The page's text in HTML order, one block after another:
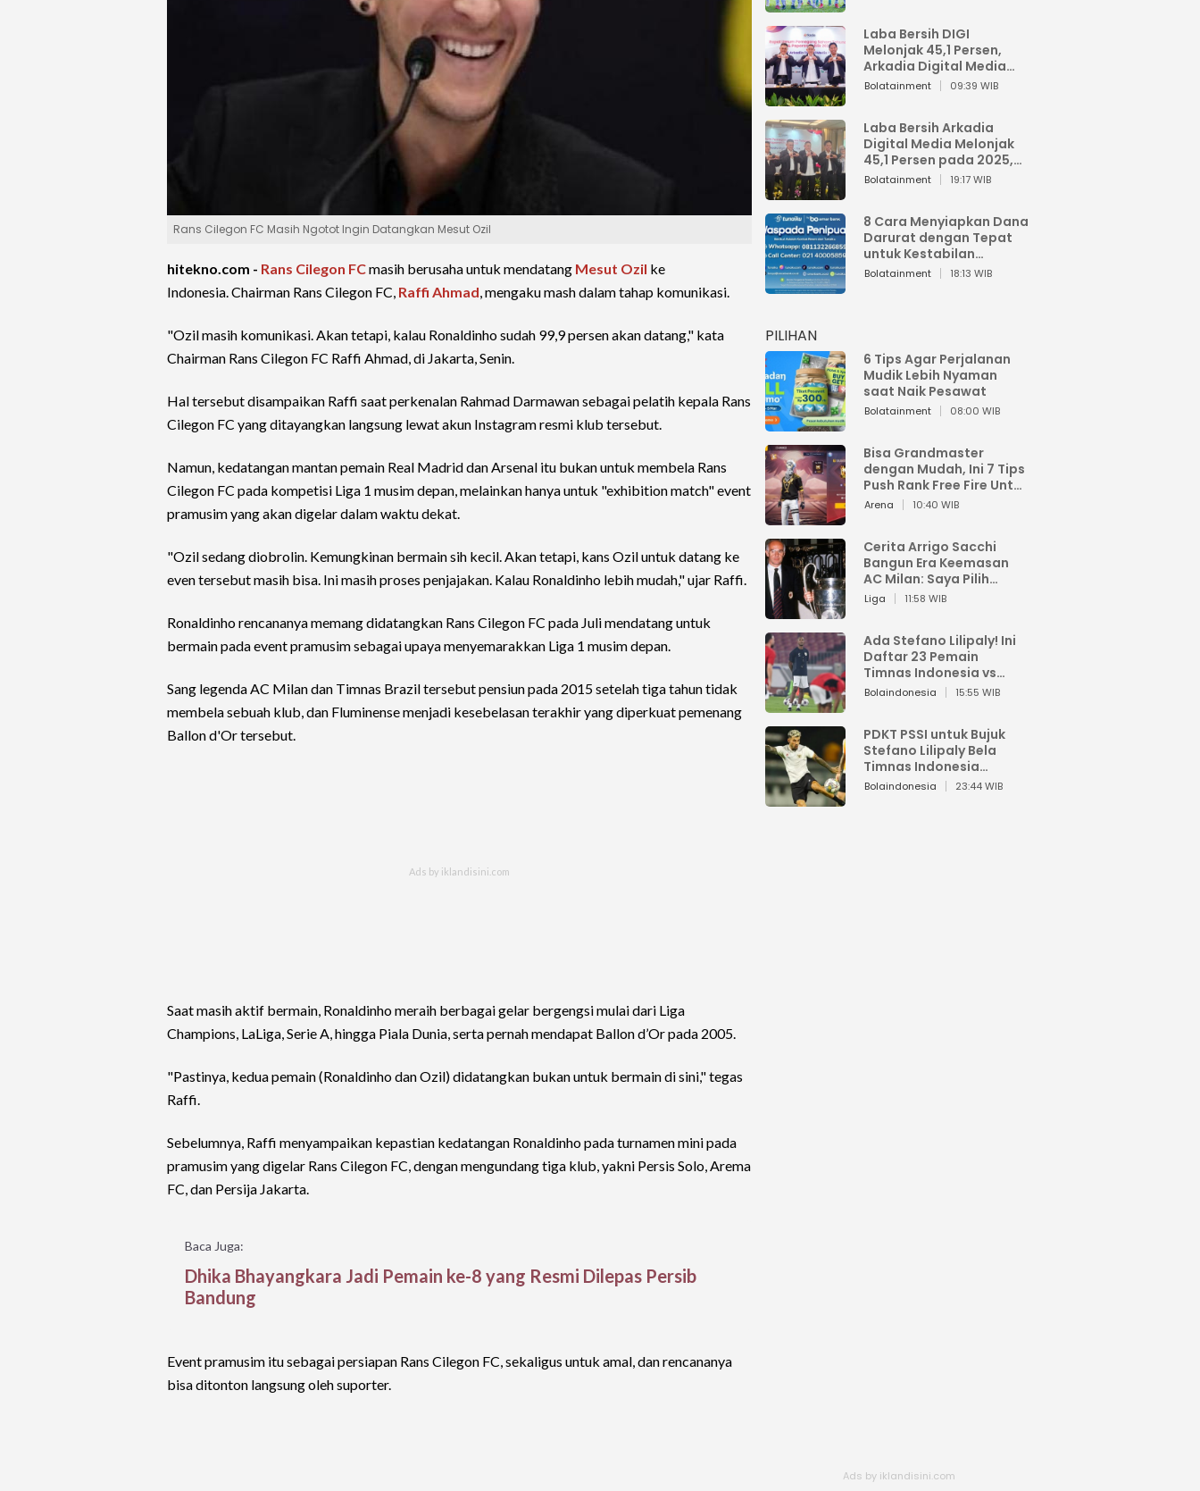
Rans Cilegon FC Masih Ngotot Ingin Datangkan Mesut Ozil
hitekno.com - Rans Cilegon FCmasih berusaha untuk mendatang Mesut Ozil ke
Indonesia. Chairman Rans Cilegon FC, Raffi Ahmad, mengaku mash dalam tahap komunikasi.
"Ozil masih komunikasi. Akan tetapi, kalau Ronaldinho sudah 99,9 persen akan datang," kata
Chairman Rans Cilegon FC Raffi Ahmad, di Jakarta, Senin.
Hal tersebut disampaikan Raffi saat perkenalan Rahmad Darmawan sebagai pelatih kepala Rans
Cilegon FC yang ditayangkan langsung lewat akun Instagram resmi klub tersebut.
Namun, kedatangan mantan pemain Real Madrid dan Arsenal itu bukan untuk membela Rans
Cilegon FC pada kompetisi Liga 1 musim depan, melainkan hanya untuk "exhibition match" event
pramusim yang akan digelar dalam waktu dekat.
"Ozil sedang diobrolin. Kemungkinan bermain sih kecil. Akan tetapi, kans Ozil untuk datang ke
even tersebut masih bisa. Ini masih proses penjajakan. Kalau Ronaldinho lebih mudah," ujar Raffi.
Ronaldinho rencananya memang didatangkan Rans Cilegon FC pada Juli mendatang untuk
bermain pada event pramusim sebagai upaya menyemarakkan Liga 1 musim depan.
Sang legenda AC Milan dan Timnas Brazil tersebut pensiun pada 2015 setelah tiga tahun tidak
membela sebuah klub, dan Fluminense menjadi kesebelasan terakhir yang diperkuat pemenang
Ballon d'Or tersebut.
Saat masih aktif bermain, Ronaldinho meraih berbagai gelar bergengsi mulai dari Liga
Champions, LaLiga, Serie A, hingga Piala Dunia, serta pernah mendapat Ballon d’Or pada 2005.
"Pastinya, kedua pemain (Ronaldinho dan Ozil) didatangkan bukan untuk bermain di sini," tegas
Raffi.
Sebelumnya, Raffi menyampaikan kepastian kedatangan Ronaldinho pada turnamen mini pada
pramusim yang digelar Rans Cilegon FC, dengan mengundang tiga klub, yakni Persis Solo, Arema
FC, dan Persija Jakarta.
Baca Juga:
Dhika Bhayangkara Jadi Pemain ke-8 yang Resmi Dilepas Persib
Bandung
Event pramusim itu sebagai persiapan Rans Cilegon FC, sekaligus untuk amal, dan rencananya
bisa ditonton langsung oleh suporter.
Laba Bersih DIGI
Melonjak 45,1 Persen,
Arkadia Digital Media
Perkuat Bisnis AI dan
Bolatainment 09:39 WIB
Laba Bersih Arkadia
Digital Media Melonjak
45,1 Persen pada 2025,
Sentuh Rp1,76 Miliar
Bolatainment 19:17 WIB
8 Cara Menyiapkan Dana
Darurat dengan Tepat
untuk Kestabilan
Keuangan
Bolatainment 18:13 WIB
PILIHAN
6 Tips Agar Perjalanan
Mudik Lebih Nyaman
saat Naik Pesawat
Bolatainment 08:00 WIB
Bisa Grandmaster
dengan Mudah, Ini 7 Tips
Push Rank Free Fire Untuk
Pemula
Arena 10:40 WIB
Cerita Arrigo Sacchi
Bangun Era Keemasan
AC Milan: Saya Pilih
Pemain dari Isi Otaknya
Liga 11:58 WIB
Ada Stefano Lilipaly! Ini
Daftar 23 Pemain
Timnas Indonesia vs
China
Bolaindonesia 15:55 WIB
PDKT PSSI untuk Bujuk
Stefano Lilipaly Bela
Timnas Indonesia
Berakhir Berantakan
Bolaindonesia 23:44 WIB